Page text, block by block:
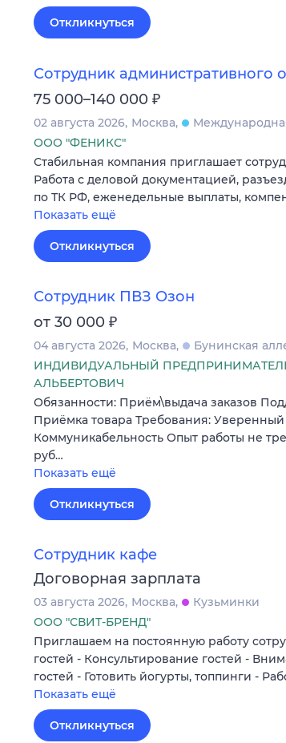
Откликнуться
Сотрудник административного
75 000–140 000 ₽
02 августа 2026 Москва
ООО "ФЕНИКС"
Стабильная компания приглашает
Работа с деловой документацией,
по ТК РФ, еженедельные выплаты,
Показать ещё
Откликнуться
Сотрудник ПВЗ Озон
от 30 000 ₽
04 августа 2026 Москва
Бунинская
ИНДИВИДУАЛЬНЫЙ
АЛЬБЕРТОВИЧ
Обязанности: Приём\выдача заказов
Приёмка товара Требования:
Коммуникабельность Опыт работы не
руб…
Показать ещё
Откликнуться
Сотрудник кафе
Договорная зарплата
03 августа 2026 Москва
Кузьминки
ООО "СВИТ-БРЕНД"
Приглашаем на постоянную работу
гостей - Консультирование гостей -
гостей - Готовить йогурты, топпинги -
Показать ещё
Откликнуться